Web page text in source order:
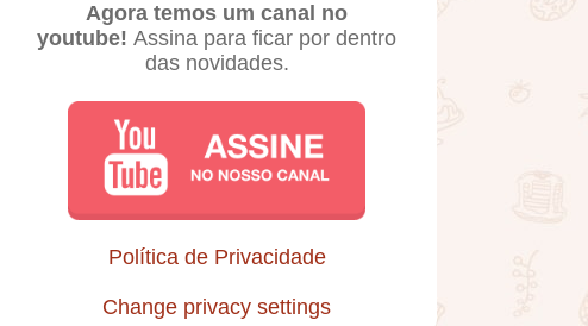
Agora temos um canal no
youtube! Assina para ficar por dentro
das novidades.
Política de Privacidade
Change privacy settings